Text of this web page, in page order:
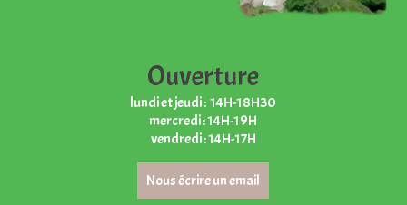
Ouverture
lundi et jeudi : 14H-18H30
mercredi : 14H-19H
vendredi : 14H-17H
Nous écrire un email